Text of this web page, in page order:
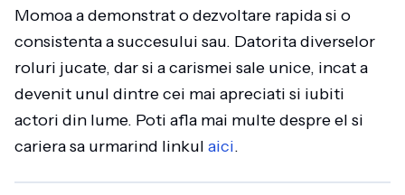
Momoa a demonstrat o dezvoltare rapida si o
consistenta a succesului sau. Datorita diverselor
roluri jucate, dar si a carismei sale unice, incat a
devenit unul dintre cei mai apreciati si iubiti
actori din lume. Poti afla mai multe despre el si
cariera sa urmarind linkul aici.